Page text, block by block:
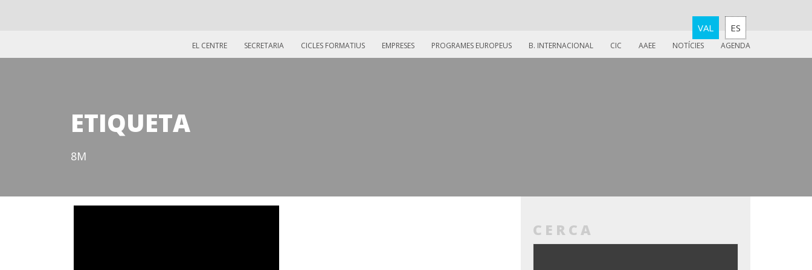
VAL ES
EL CENTRE SECRETARIA CICLES FORMATIUS EMPRESES PROGRAMES EUROPEUS B. INTERNACIONAL CIC AAEE NOTÍCIES AGENDA
ETIQUETA
8M
CERCA